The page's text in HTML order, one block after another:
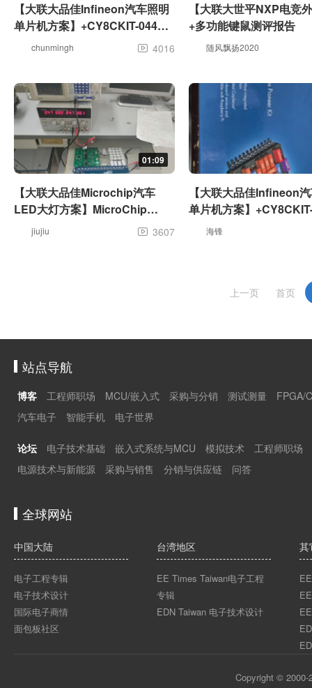
【大联大品佳Infineon汽车照明
单片机方案】+CY8CKIT-044评
测视频-- ----基于PSoC_4200M
chunmingh  4016
【大联大世平NXP电竞
+多功能键鼠测评报告
随风飘扬2020
01:09
【大联大品佳Microchip汽车
LED大灯方案】MicroChip
PIC16F1779四合一数字驱动方
jiujiu  3607
【大联大品佳Infineon
单片机方案】
箱体验及串口控制RGB
海锋
上一页 首页
站点导航
博客 工程师职场 MCU/嵌入式 采购与分销 测试测量
FPGA/
汽车电子
智能手机 电子世界
论坛 电子技术基础 嵌入式系统与MCU 模拟技术
工程师职场
电源技术与新能源
采购与销售 分销与供应链 问答
全球网站
中国大陆
电子工程专辑
电子技术设计
国际电子商情
面包板社区
台湾地区
EE Times Taiwan电子工程
专辑
EDN Taiwan 电子技术设计
其
Copyright © 2000-